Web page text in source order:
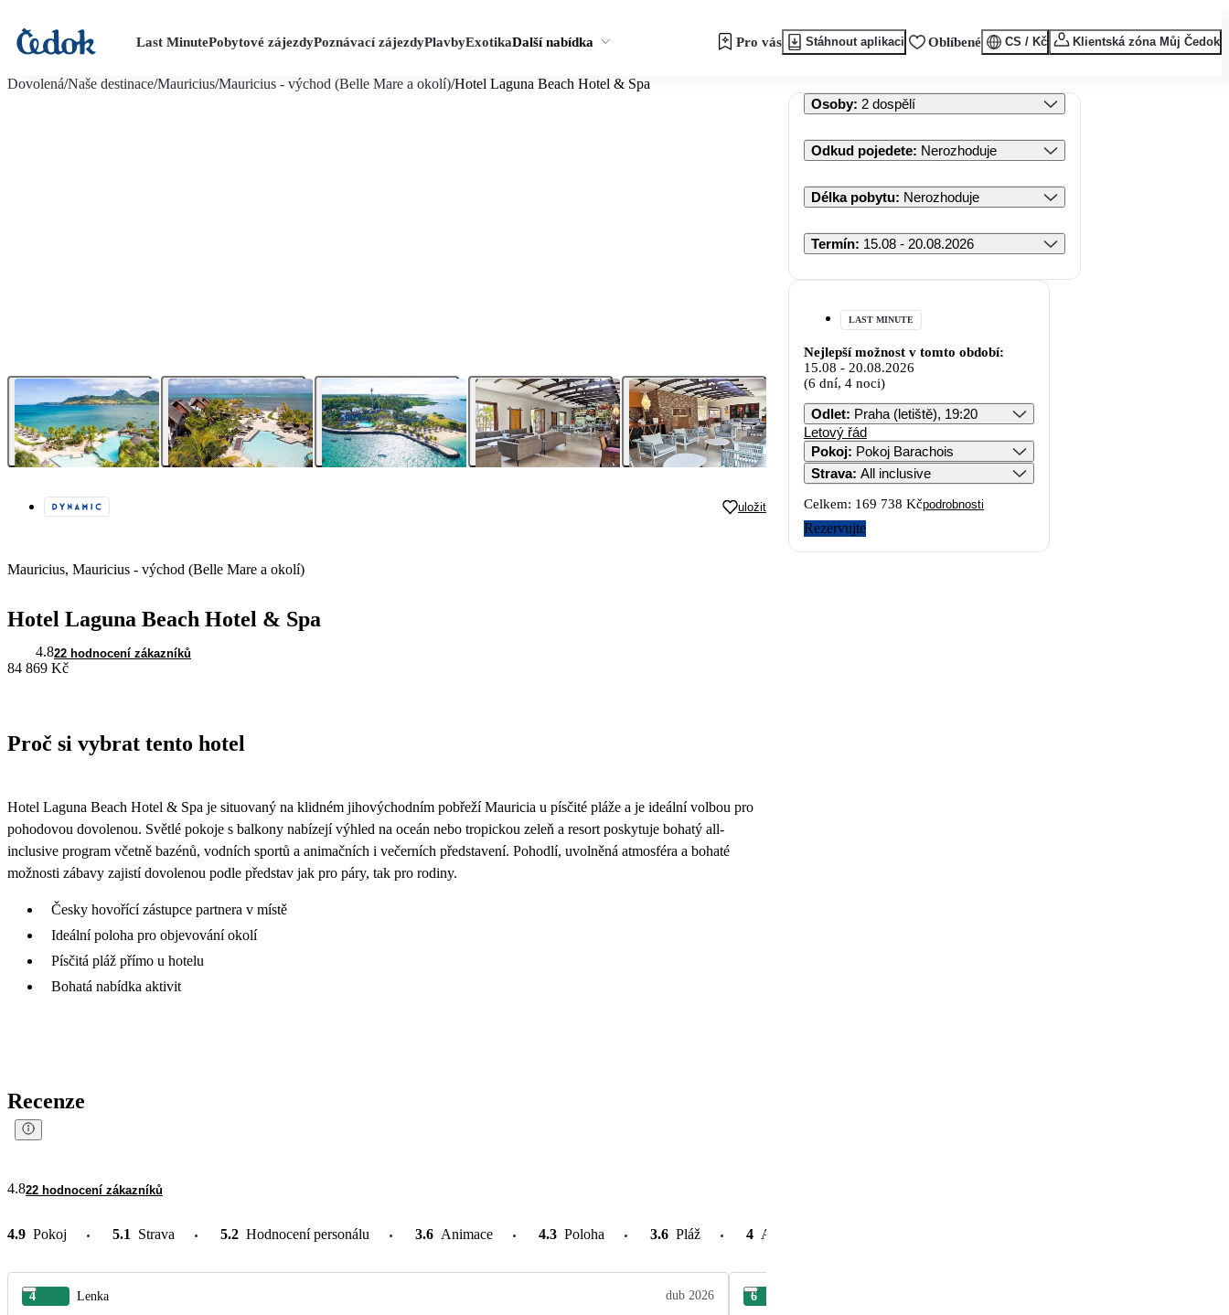
Last MinutePobytové zájezdyPoznávací zájezdyPlavbyExotikaDalší nabídka Pro vás Stáhnout aplikaci Oblíbené CS / Kč Klientská zóna Můj Čedok
Dovolená/Naše destinace/Mauricius/Mauricius - východ (Belle Mare a okolí)/Hotel Laguna Beach Hotel & Spa
uložit
Mauricius, Mauricius - východ (Belle Mare a okolí)
Hotel Laguna Beach Hotel & Spa
4.822 hodnocení zákazníků
84 869 Kč
Proč si vybrat tento hotel
Hotel Laguna Beach Hotel & Spa je situovaný na klidném jihovýchodním pobřeží Mauricia u písčité pláže a je ideální volbou pro
pohodovou dovolenou. Světlé pokoje s balkony nabízejí výhled na oceán nebo tropickou zeleň a resort poskytuje bohatý all-
inclusive program včetně bazénů, vodních sportů a animačních i večerních představení. Pohodlí, uvolněná atmosféra a bohaté
možnosti zábavy zajistí dovolenou podle představ jak pro páry, tak pro rodiny.
Česky hovořící zástupce partnera v místě
Ideální poloha pro objevování okolí
Písčitá pláž přímo u hotelu
Bohatá nabídka aktivit
Recenze
4.822 hodnocení zákazníků
4.9 Pokoj 5.1 Strava 5.2 Hodnocení personálu 3.6 Animace 4.3 Poloha 3.6 Pláž 4 Atrakce v okolí
4 Lenka dub 2026 6
Osoby: 2 dospělí
Odkud pojedete: Nerozhoduje
Délka pobytu: Nerozhoduje
Termín: 15.08 - 20.08.2026
LAST MINUTE
Nejlepší možnost v tomto období:
15.08 - 20.08.2026
(6 dní, 4 noci)
Odlet: Praha (letiště), 19:20
Letový řád
Pokoj: Pokoj Barachois
Strava: All inclusive
Celkem: 169 738 Kčpodrobnosti
Rezervujte